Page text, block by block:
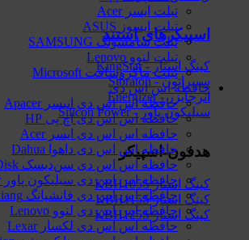
اسپیکرهای استند
کینگ استار - KingStar
سیبراتون - Sibraton
انرجایزر - Energizer
سیلیکون پاور - Silicon Power
هدفون-اسپیکر
کینگ استار KBH105S
کینگ استار KBH115S
کینگ استار KBH125S
تبلت ایسر Acer
تبلت ایسوز ASUS
تبلت سامسونگ SAMSUNG
تبلت لنوو Lenovo
تبلت ماکروسافت Microsoft
حافظه اس اس دی
حافظه اس اس دی اپیسر Apacer
حافظه اس اس دی اچ پی HP
حافظه اس اس دی ایسر Acer
حافظه اس اس دی داهوا Dahua
حافظه اس اس دی سن‌دیسک SanDisk
حافظه اس اس دی سیلیکون پاور Silicon Power
حافظه اس اس دی فانشیانگ Fanxiang
حافظه اس اس دی لنوو Lenovo
حافظه اس اس دی لکسار Lexar